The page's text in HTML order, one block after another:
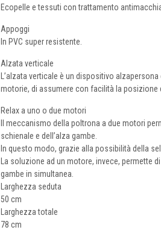
Ecopelle e tessuti con trattamento
Appoggi
In PVC super resistente.
Alzata verticale
L’alzata verticale è un dispositivo
motorie, di assumere con facilità la posizione
Relax a uno o due motori
Il meccanismo della poltrona a due motori
schienale e dell’alza gambe.
In questo modo, grazie alla possibilità della
La soluzione ad un motore, invece, permette
gambe in simultanea.
Larghezza seduta
50 cm
Larghezza totale
78 cm